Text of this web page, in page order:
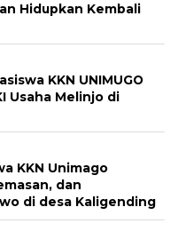
Hidupkan Kembali
KKN UNIMUGO
Usaha Melinjo di
KKN Unimago
dan
di desa Kaligending